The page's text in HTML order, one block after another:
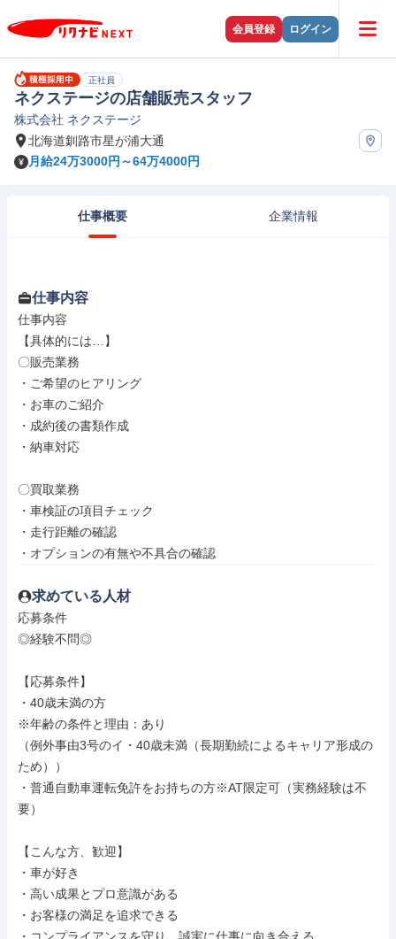
会員登録 ログイン
正社員
ネクステージの店舗販売スタッフ
株式会社 ネクステージ
北海道釧路市星が浦大通
月給24万3000円～64万4000円
仕事概要 企業情報
仕事内容
仕事内容
【具体的には…】
〇販売業務
・ご希望のヒアリング
・お車のご紹介
・成約後の書類作成
・納車対応
〇買取業務
・車検証の項目チェック
・走行距離の確認
・オプションの有無や不具合の確認
求めている人材
応募条件
◎経験不問◎
【応募条件】
・40歳未満の方
※年齢の条件と理由：あり
（例外事由3号のイ・40歳未満（長期勤続によるキャリア形成の
ため））
・普通自動車運転免許をお持ちの方※AT限定可（実務経験は不
要）
【こんな方、歓迎】
・車が好き
・高い成果とプロ意識がある
・お客様の満足を追求できる